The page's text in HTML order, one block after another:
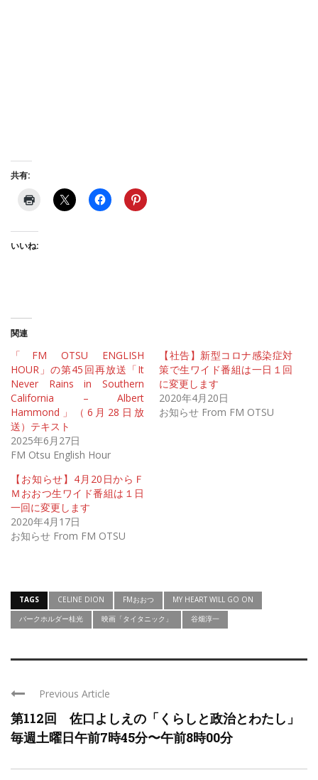
共有:
いいね:
関連
「FM OTSU ENGLISH
HOUR」の第45回再放送「It
Never Rains in Southern
California – Albert
Hammond」（6月28日放
送）テキスト
2025年6月27日
FM Otsu English Hour
【社告】新型コロナ感染症対
策で生ワイド番組は一日１回
に変更します
2020年4月20日
お知らせ From FM OTSU
【お知らせ】4月20日からＦ
Ｍおおつ生ワイド番組は１日
一回に変更します
2020年4月17日
お知らせ From FM OTSU
TAGS CELINE DION FMおおつ
MY HEART WILL GO ON
バークホルダー桂光
映画「タイタニック」 谷畑淳一
Previous Article
第112回 佐口よしえの「くらしと政治とわたし」
毎週土曜日午前7時45分〜午前8時00分